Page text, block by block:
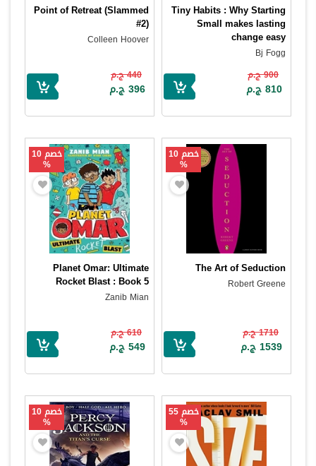
Tiny Habits : Why Starting
Small makes lasting
change easy
Bj Fogg
900 ج.م
810 ج.م
Point of Retreat (Slammed
#2)
Colleen Hoover
440 ج.م
396 ج.م
خصم 10
%
The Art of Seduction
Robert Greene
1710 ج.م
1539 ج.م
خصم 10
%
Planet Omar: Ultimate
Rocket Blast : Book 5
Zanib Mian
610 ج.م
549 ج.م
خصم 55
%
خصم 10
%